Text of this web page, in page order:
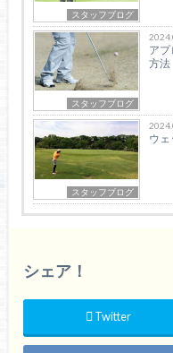
スタッフブログ
スタッフブログ
ア
方法
スタッフブログ
ウ
シェア！
Twitter